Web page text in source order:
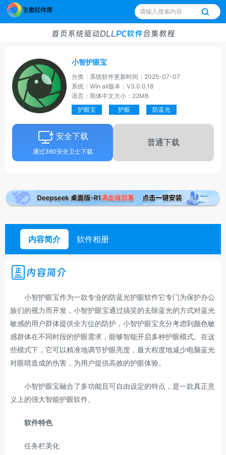
首页系统驱动DLLPC软件合集教程
小智护眼宝
分类：系统软件更新时间：2025-07-07
系统：WIn all版本：V3.0.0.18
语言：简体中文大小：22MB
护眼宝
护眼 防蓝光
安全下载
通过360安全卫士下载
普通下载
内容简介 软件相册
内容简介
小智护眼宝作为一款专业的防蓝光护眼软件它专门为保护办公
族们的视力而开发，小智护眼宝通过搞笑的去除蓝光的方式对蓝光
敏感的用户群体提供全方位的防护，小智护眼宝充分考虑到颜色敏
感群体在不同时段的护眼需求，能够智能开启多种护眼模式。在这
些模式下，它可以精准地调节护眼亮度，最大程度地减少电脑蓝光
对眼睛造成的伤害，为用户提供高效的护眼体验。
小智护眼宝融合了多功能且可自由设定的特点，是一款真正意
义上的强大智能护眼软件。
软件特色
任务栏美化